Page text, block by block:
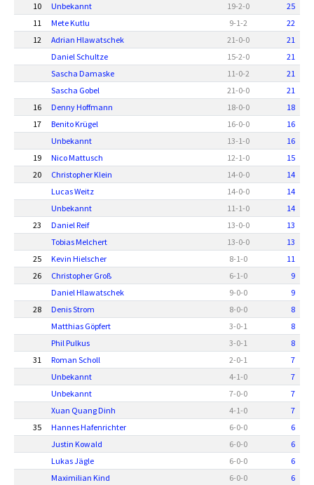
10 Unbekannt 19-2-0
25
11
Mete Kutlu 9-1-2
22
12
Adrian Hlawatschek 21-0-0
21
Daniel Schultze
15-2-0
21
Sascha Damaske
11-0-2
21
Sascha Gobel
21-0-0
21
16
Denny Hoffmann 18-0-0
18
17
Benito Krügel 16-0-0
16
Unbekannt
13-1-0
16
19
Nico Mattusch 12-1-0
15
20
Christopher Klein 14-0-0
14
Lucas Weitz
14-0-0
14
Unbekannt
11-1-0
14
23
Daniel Reif 13-0-0
13
Tobias Melchert
13-0-0
13
25
Kevin Hielscher 8-1-0
11
26
Christopher Groß 6-1-0
9
Daniel Hlawatschek
9-0-0
9
28
Denis Strom 8-0-0
8
Matthias Göpfert
3-0-1
8
Phil Pulkus
3-0-1
8
31
Roman Scholl 2-0-1
7
Unbekannt
4-1-0
7
Unbekannt
7-0-0
7
Xuan Quang Dinh
4-1-0
7
35
Hannes Hafenrichter 6-0-0
6
Justin Kowald
6-0-0
6
Lukas Jägle
6-0-0
6
Maximilian Kind
6-0-0
6